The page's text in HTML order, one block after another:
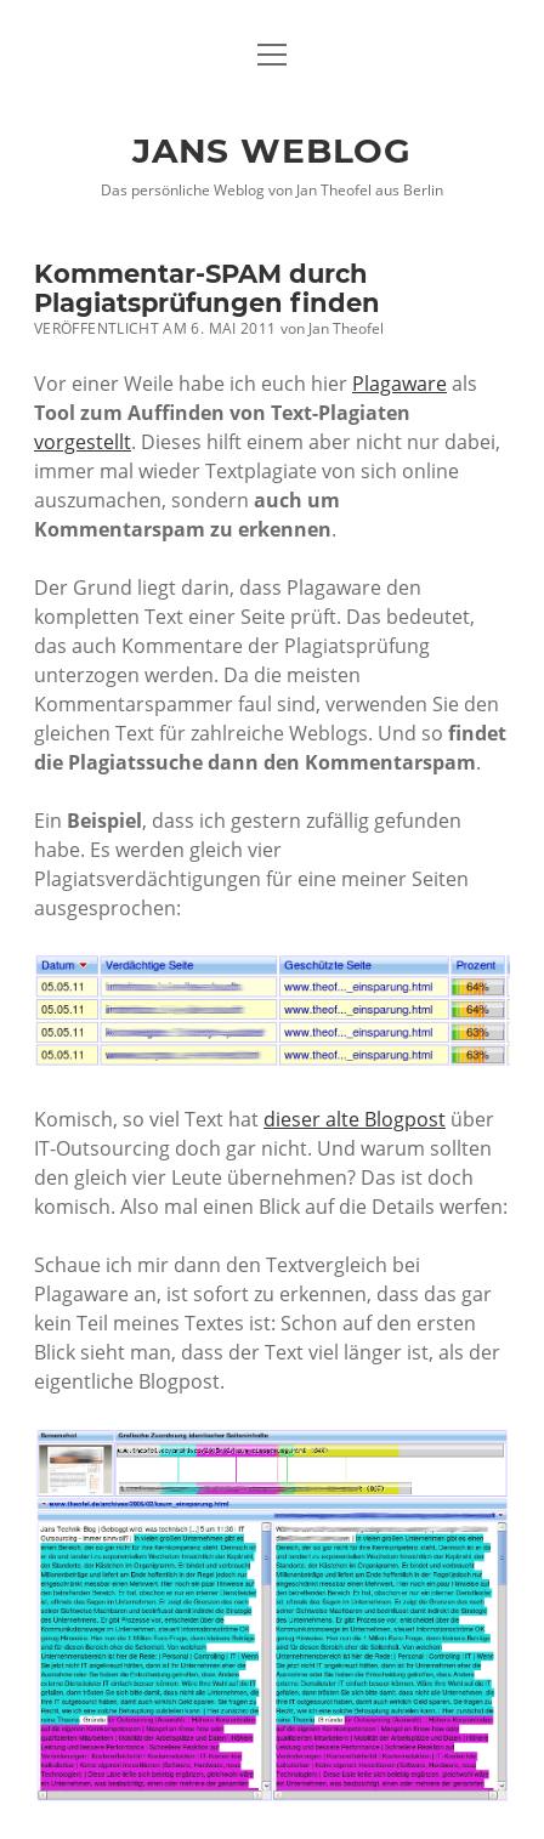
DATENSCHUTZHINWEISE
twitterfacebook
xing
Menü
JANS WEBLOG
Das persönliche Weblog von Jan Theofel aus Berlin
Kommentar-SPAM durch
Plagiatsprüfungen finden
VERÖFFENTLICHT AM 6. MAI 2011 vonJan Theofel
Vor einer Weile habe ich euch hier Plagawareals
Tool zum Auffinden von Text-Plagiaten
vorgestellt. Dieses hilft einem aber nicht nur dabei,
immer mal wieder Textplagiate von sich online
auszumachen, sondern auch um
Kommentarspam zu erkennen.
Der Grund liegt darin, dass Plagaware den
kompletten Text einer Seite prüft. Das bedeutet,
das auch Kommentare der Plagiatsprüfung
unterzogen werden. Da die meisten
Kommentarspammer faul sind, verwenden Sie den
gleichen Text für zahlreiche Weblogs. Und so findet
die Plagiatssuche dann den Kommentarspam.
Ein Beispiel, dass ich gestern zufällig gefunden
habe. Es werden gleich vier
Plagiatsverdächtigungen für eine meiner Seiten
ausgesprochen:
Komisch, so viel Text hat dieser alte Blogpost über
IT-Outsourcing doch gar nicht. Und warum sollten
den gleich vier Leute übernehmen? Das ist doch
komisch. Also mal einen Blick auf die Details werfen:
Schaue ich mir dann den Textvergleich bei
Plagaware an, ist sofort zu erkennen, dass das gar
kein Teil meines Textes ist: Schon auf den ersten
Blick sieht man, dass der Text viel länger ist, als der
eigentliche Blogpost.